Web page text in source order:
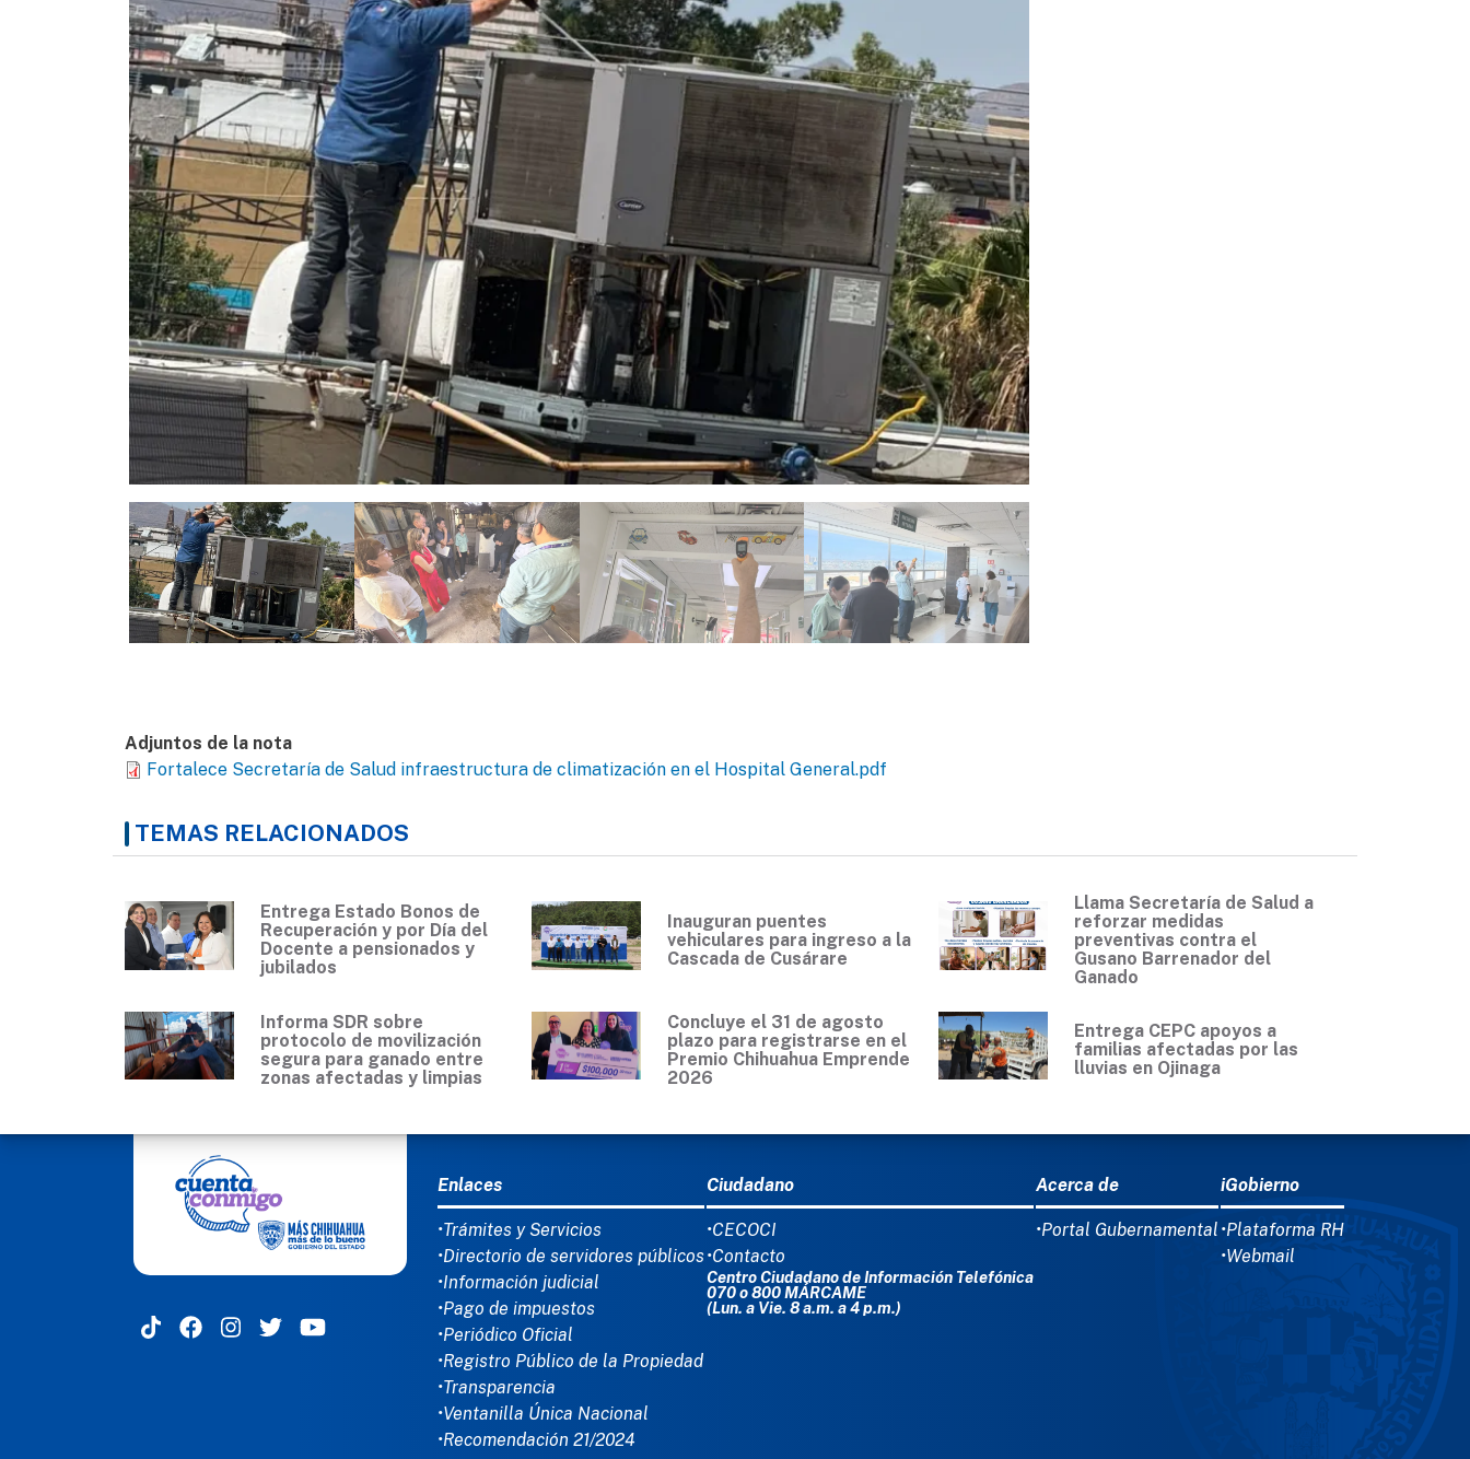
Adjuntos de la nota
Fortalece Secretaría de Salud infraestructura de climatización en el Hospital General.pdf
TEMAS RELACIONADOS
Entrega Estado Bonos de
Recuperación y por Día del
Docente a pensionados y
jubilados
Inauguran puentes
vehiculares para ingreso a la
Cascada de Cusárare
Llama Secretaría de Salud a
reforzar medidas
preventivas contra el
Gusano Barrenador del
Ganado
Informa SDR sobre
protocolo de movilización
segura para ganado entre
zonas afectadas y limpias
Concluye el 31 de agosto
plazo para registrarse en el
Premio Chihuahua Emprende
2026
Entrega CEPC apoyos a
familias afectadas por las
lluvias en Ojinaga
MENÚ DEL PIE
Enlaces
•Trámites y Servicios
•Directorio de servidores públicos
•Información judicial
•Pago de impuestos
•Periódico Oficial
•Registro Público de la Propiedad
•Transparencia
•Ventanilla Única Nacional
•Recomendación 21/2024
Ciudadano
•CECOCI
•Contacto
Centro Ciudadano de Información Telefónica
070 o 800 MÁRCAME
(Lun. a Vie. 8 a.m. a 4 p.m.)
Acerca de
•Portal Gubernamental
iGobierno
•Plataforma RH
•Webmail